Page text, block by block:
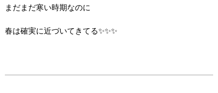
まだまだ寒い時期なのに
春は確実に近づいてきてる✨✨✨